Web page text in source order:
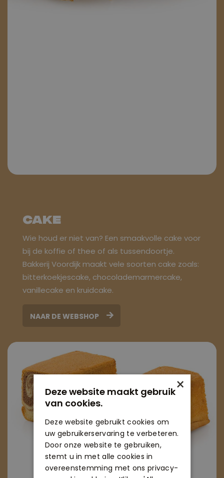
Cake
Wie houd er niet van? Een smaakvolle cake voor
bij de koffie of thee of als tussendoortje.
Bakkerij Voordijk maakt vele soorten cake zoals:
bitterkoekjescake, chocolademarmercake,
vanillecake en kruidcake.
NAAR DE WEBSHOP
×
Deze website maakt gebruik
van cookies.
Deze website gebruikt cookies om
uw gebruikerservaring te verbeteren.
Door onze website te gebruiken,
stemt u in met alle cookies in
overeenstemming met ons privacy-